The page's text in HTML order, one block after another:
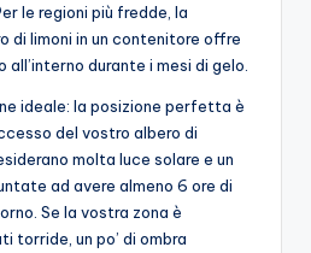
le regioni più fredde, la
di limoni in un contenitore offre
durante i mesi di gelo.
ideale: la posizione perfetta è
del vostro albero di
molta luce solare e un
ad avere almeno 6 ore di
Se la vostra zona è
un po’ di ombra